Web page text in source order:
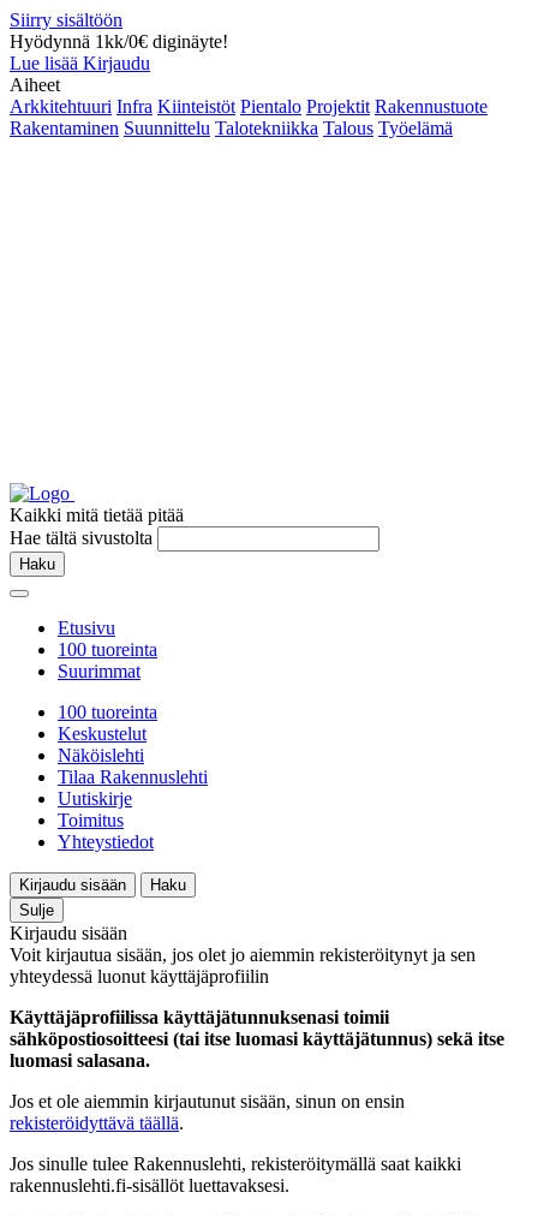
Siirry sisältöön
Hyödynnä 1kk/0€ diginäyte!
Lue lisää Kirjaudu
Aiheet
Arkkitehtuuri Infra Kiinteistöt Pientalo Projektit Rakennustuote
Rakentaminen Suunnittelu Talotekniikka Talous Työelämä
Kaikki mitä tietää pitää
Hae tältä sivustolta
Haku
Etusivu
100 tuoreinta
Suurimmat
100 tuoreinta
Keskustelut
Näköislehti
Tilaa Rakennuslehti
Uutiskirje
Toimitus
Yhteystiedot
Kirjaudu sisään
Haku
Sulje
Kirjaudu sisään
Voit kirjautua sisään, jos olet jo aiemmin rekisteröitynyt ja sen
yhteydessä luonut käyttäjäprofiilin
Käyttäjäprofiilissa käyttäjätunnuksenasi toimii
sähköpostiosoitteesi (tai itse luomasi käyttäjätunnus) sekä itse
luomasi salasana.
Jos et ole aiemmin kirjautunut sisään, sinun on ensin
rekisteröidyttävä täällä.
Jos sinulle tulee Rakennuslehti, rekisteröitymällä saat kaikki
rakennuslehti.fi-sisällöt luettavaksesi.